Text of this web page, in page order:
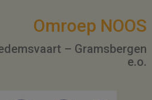
Omroep NOOS
– Gramsbergen
e.o.